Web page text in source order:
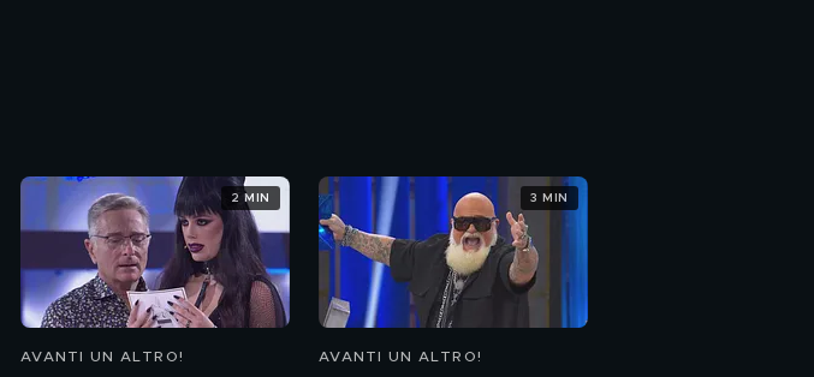
AVANTI UN ALTRO!
2 MIN
AVANTI UN ALTRO!
3 MIN